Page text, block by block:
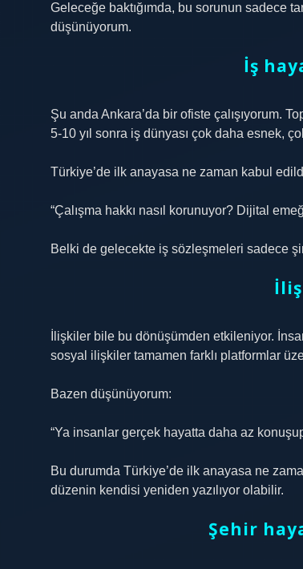
Geleceğe baktığımda, bu sorunun sadece
düşünüyorum.
İş
Şu anda Ankara’da bir ofiste çalışıyorum.
5-10 yıl sonra iş dünyası çok daha esnek,
Türkiye’de ilk anayasa ne zaman kabul
“Çalışma hakkı nasıl korunuyor? Dijital
Belki de gelecekte iş sözleşmeleri sadece
İlişkiler bile bu dönüşümden etkileniyor.
sosyal ilişkiler tamamen farklı platformlar
Bazen düşünüyorum:
“Ya insanlar gerçek hayatta daha az
Bu durumda Türkiye’de ilk anayasa ne
düzenin kendisi yeniden yazılıyor olabilir.
Şehir